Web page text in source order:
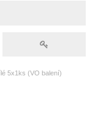
5x1ks (VO balení)